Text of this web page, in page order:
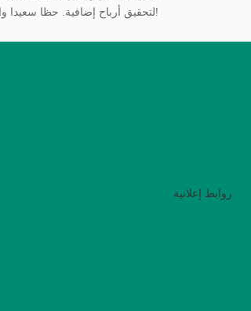
لتحقيق أرباح إضافية. حظا سعيدا واستمتع بإكمال استطلاعاتنا!
روابط إعلانية